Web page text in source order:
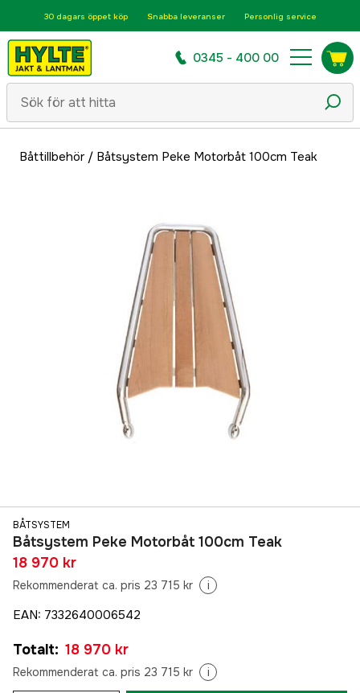
30 dagars öppet köp Snabba leveranser Personlig service
0345 - 400 00
Båttillbehör/ Båtsystem Peke Motorbåt 100cm Teak
BÅTSYSTEM
Båtsystem Peke Motorbåt 100cm Teak
18 970 kr
Rekommenderat ca. pris 23 715 kr i
EAN: 7332640006542
Totalt: 18 970 kr
Rekommenderat ca. pris 23 715 kr i